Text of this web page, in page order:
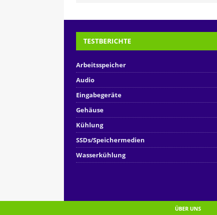
TESTBERICHTE
Arbeitsspeicher
Audio
Eingabegeräte
Gehäuse
Kühlung
SSDs/Speichermedien
Wasserkühlung
ÜBER UNS